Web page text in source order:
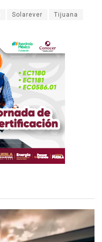
Solarever Tijuana